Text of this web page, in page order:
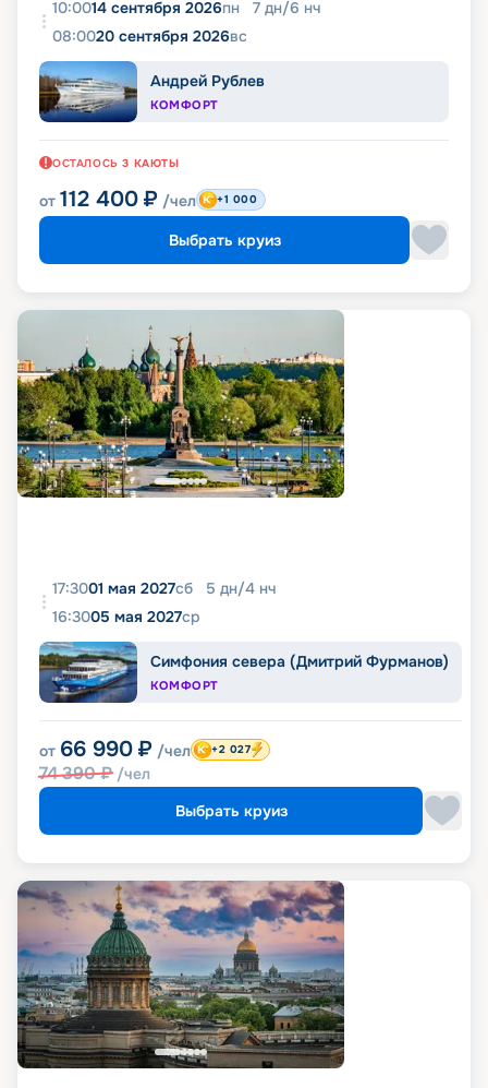
10:0014 сентября 2026пн 7 дн/6 нч
08:0020 сентября 2026вс
Андрей Рублев
КОМФОРТ
ОСТАЛОСЬ 3 КАЮТЫ
от 112 400 ₽ /чел +1 000
Выбрать круиз
17:3001 мая 2027сб 5 дн/4 нч
16:3005 мая 2027ср
Симфония севера (Дмитрий Фурманов)
КОМФОРТ
от 66 990 ₽ /чел
74 390₽ /чел
+2 027
Выбрать круиз